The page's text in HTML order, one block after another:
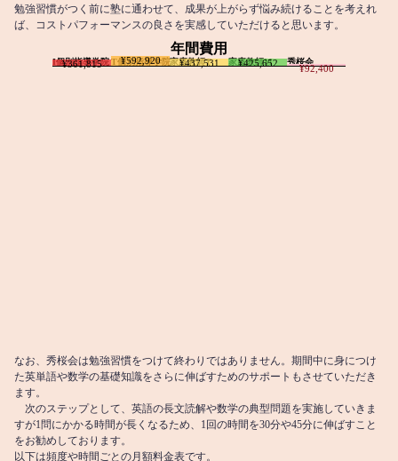
勉強習慣がつく前に塾に通わせて、成果が上がらず悩み続けることを考えれ
ば、コストパフォーマンスの良さを実感していただけると思います。
年間費用
I個別指導学院
¥361,815 T個別指導学院
¥592,920 家庭教師T
¥437,531 家庭教師M
¥425,652 秀桜会
¥92,400
なお、秀桜会は勉強習慣をつけて終わりではありません。期間中に身につけ
た英単語や数学の基礎知識をさらに伸ばすためのサポートもさせていただき
ます。
次のステップとして、英語の長文読解や数学の典型問題を実施していきま
すが1問にかかる時間が長くなるため、1回の時間を30分や45分に伸ばすこと
をお勧めしております。
以下は頻度や時間ごとの月額料金表です。